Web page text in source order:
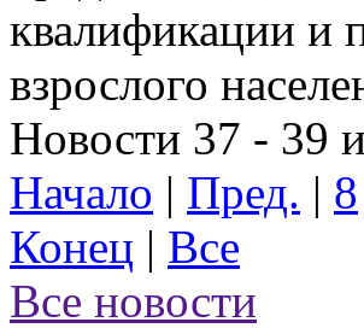
квалификации и
взрослого
Новости 37 - 39
Начало | Пред. | 8
Конец | Все
Все новости